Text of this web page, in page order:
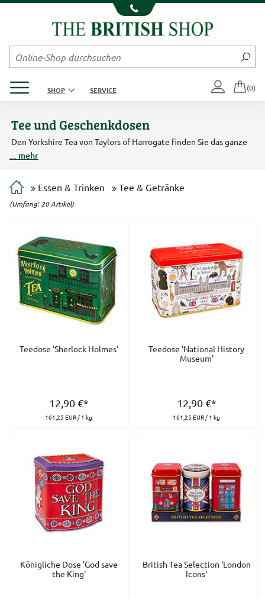
Kompletten Head der Seite überspringen
SHOP SERVICE (0)
Tee und Geschenkdosen
Den Yorkshire Tea von Taylors of Harrogate finden Sie das ganze
Jahr über als losen Tee und in Teebeuteln in unserem Sortiment
typisch britischer Getränke. Im Sommer haben wir für Sie
Geschenkdosen von New English Teas mit Schwarztee und Gebäck
lassen sich nicht nur an Weihnachten verschenken.
... mehr
Essen & Trinken Tee & Getränke
(Umfang: 20 Artikel)
Teedose 'Sherlock Holmes'
12,90€*
161,25 EUR / 1 kg
Teedose 'National History
Museum'
12,90€*
161,25 EUR / 1 kg
Königliche Dose 'God save
the King'
British Tea Selection 'London
Icons'